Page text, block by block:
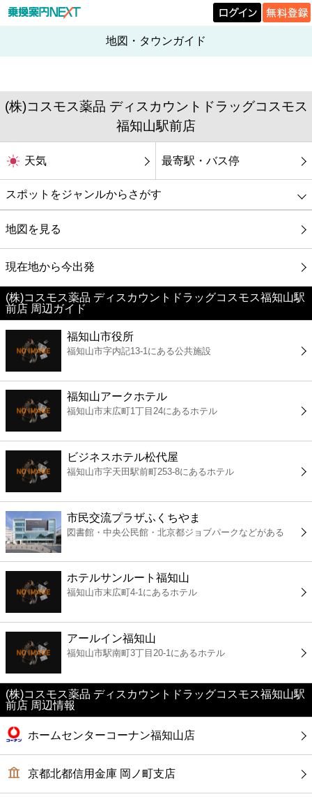
地図・タウンガイド
(株)コスモス薬品 ディスカウントドラッグコスモス
福知山駅前店
天気 最寄駅・バス停
スポットをジャンルからさがす
グルメ
映画
美容
コンビニ
薬局
スーパー
レジャー
書店
ファミレス
カフェ
ショッピング
地図を見る
現在地から今出発
(株)コスモス薬品 ディスカウントドラッグコスモス福知山駅
前店 周辺ガイド
福知山市役所
福知山市字内記13-1にある公共施設
福知山アークホテル
福知山市末広町1丁目24にあるホテル
ビジネスホテル松代屋
福知山市字天田駅前町253-8にあるホテル
市民交流プラザふくちやま
図書館・中央公民館・北京都ジョブパークなどがある
ホテルサンルート福知山
福知山市末広町4-1にあるホテル
アールイン福知山
福知山市駅南町3丁目20-1にあるホテル
(株)コスモス薬品 ディスカウントドラッグコスモス福知山駅
前店 周辺情報
ホームセンターコーナン福知山店
京都北都信用金庫 岡ノ町支店